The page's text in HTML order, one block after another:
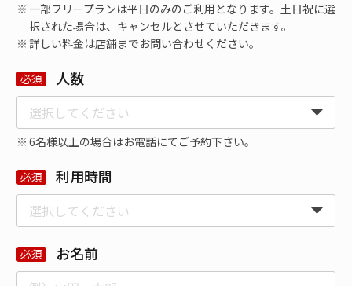
一部フリープランは平日のみのご利用となります。土日祝に選
択された場合は、キャンセルとさせていただきます。
詳しい料金は店舗までお問い合わせください。
人数
6名様以上の場合はお電話にてご予約下さい。
利用時間
お名前